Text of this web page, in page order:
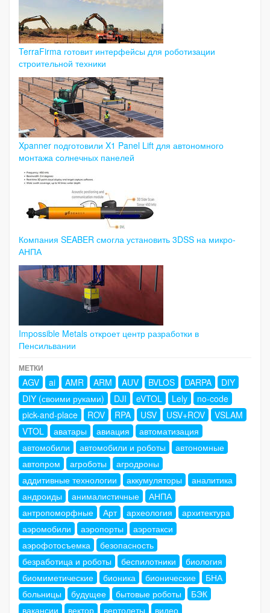
TerraFirma готовит интерфейсы для роботизации
строительной техники
Xpanner подготовили X1 Panel Lift для автономного
монтажа солнечных панелей
Компания SEABER смогла установить 3DSS на микро-
АНПА
Impossible Metals откроет центр разработки в
Пенсильвании
МЕТКИ
AGV ai AMR ARM AUV BVLOS DARPA
DIY
DIY (своими руками)
DJI eVTOL Lely
no-code
pick-and-place
ROV RPA USV USV+ROV
VSLAM
VTOL
аватары авиация
автоматизация
автомобили
автомобили и роботы
автономные
автопром
агроботы
агродроны
аддитивные технологии
аккумуляторы
аналитика
андроиды
анималистичные
АНПА
антропоморфные
Арт археология
архитектура
аэромобили
аэропорты
аэротакси
аэрофотосъемка
безопасность
безработица и роботы
беспилотники
биология
биомиметические
бионика бионические
БНА
больницы
будущее бытовые роботы
БЭК
вакансии
вектор вертолеты видео